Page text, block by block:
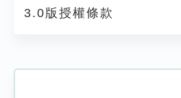
3.0版授權條款